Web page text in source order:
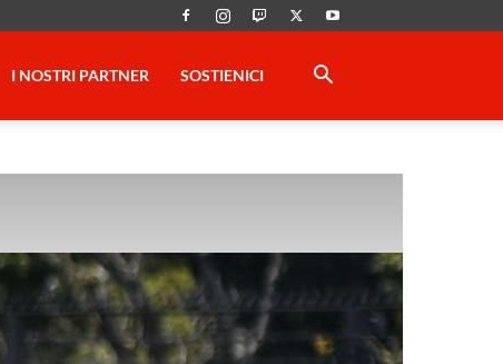
I NOSTRI PARTNER SOSTIENICI